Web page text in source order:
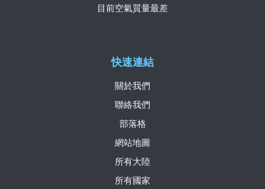
快速連結
關於我們
聯絡我們
部落格
網站地圖
所有大陸
所有國家
目前空氣質量最差